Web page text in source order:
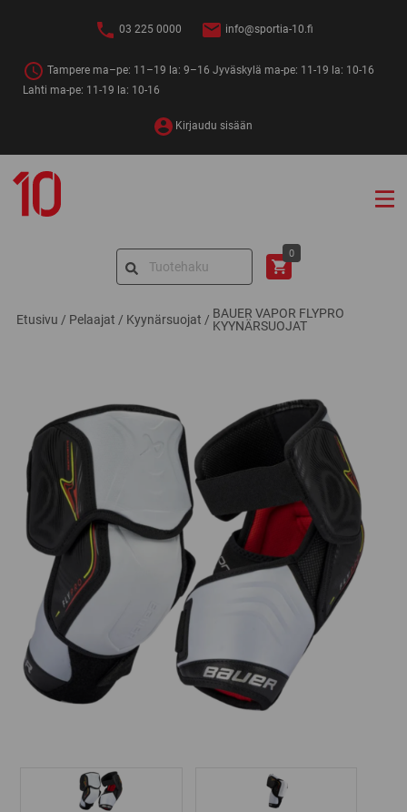
03 225 0000 info@sportia-10.fi
Tampere ma–pe: 11–19 la: 9–16 Jyväskylä ma-pe: 11-19 la: 10-16
Lahti ma-pe: 11-19 la: 10-16
Kirjaudu sisään
10
Search
0
Etusivu / Pelaajat / Kyynärsuojat / BAUER VAPOR FLYPRO
KYYNÄRSUOJAT